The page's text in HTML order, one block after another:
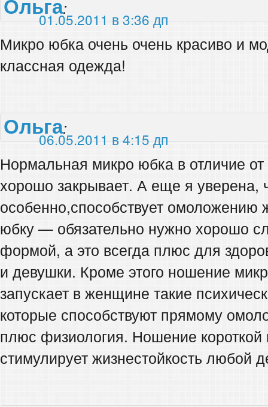
Ольга:
01.05.2011 в 3:36 дп
Микро юбка очень очень красиво и
классная одежда!
Ольга:
06.05.2011 в 4:15 дп
Нормальная микро юбка в отличие
хорошо закрывает. А еще я уверена,
особенно,способствует
юбку — обязательно нужно хорошо
формой, а это всегда плюс для
и девушки. Кроме этого ношение
запускает в женщине такие
которые способствуют прямому
плюс физиология. Ношение короткой
стимулирует жизнестойкость любой